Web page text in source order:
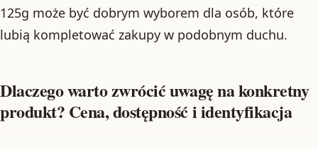
125g może być dobrym wyborem dla osób, które
lubią kompletować zakupy w podobnym duchu.
Dlaczego warto zwrócić uwagę na konkretny
produkt? Cena, dostępność i identyfikacja